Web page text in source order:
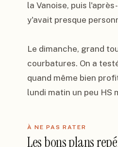
la Vanoise, puis
y'avait presque
Le dimanche, grand
courbatures. On a
quand même bien
lundi matin un peu
À NE PAS RATER
Les bons plans